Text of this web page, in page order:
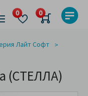
Лайт Софт
(СТЕЛЛА)